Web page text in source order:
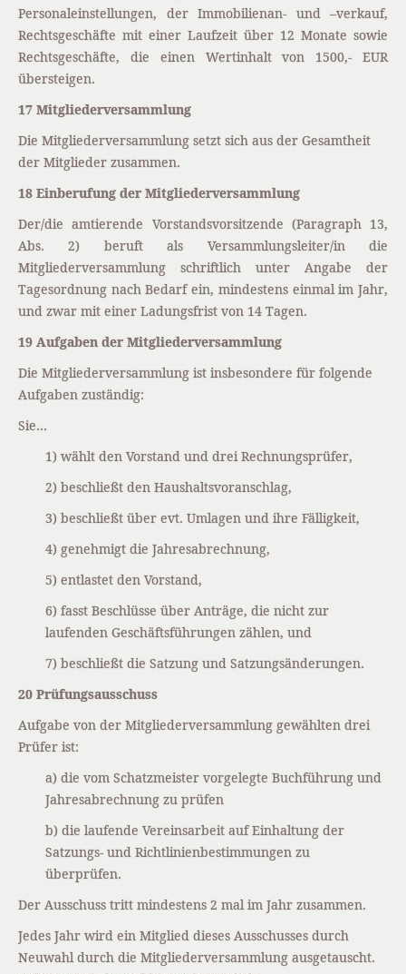
Personaleinstellungen, der Immobilienan- und –verkauf,
Rechtsgeschäfte mit einer Laufzeit über 12 Monate sowie
Rechtsgeschäfte, die einen Wertinhalt von 1500,- EUR
übersteigen.
17 Mitgliederversammlung
Die Mitgliederversammlung setzt sich aus der Gesamtheit
der Mitglieder zusammen.
18 Einberufung der Mitgliederversammlung
Der/die amtierende Vorstandsvorsitzende (Paragraph 13,
Abs. 2) beruft als Versammlungsleiter/in die
Mitgliederversammlung schriftlich unter Angabe der
Tagesordnung nach Bedarf ein, mindestens einmal im Jahr,
und zwar mit einer Ladungsfrist von 14 Tagen.
19 Aufgaben der Mitgliederversammlung
Die Mitgliederversammlung ist insbesondere für folgende
Aufgaben zuständig:
Sie…
1) wählt den Vorstand und drei Rechnungsprüfer,
2) beschließt den Haushaltsvoranschlag,
3) beschließt über evt. Umlagen und ihre Fälligkeit,
4) genehmigt die Jahresabrechnung,
5) entlastet den Vorstand,
6) fasst Beschlüsse über Anträge, die nicht zur
laufenden Geschäftsführungen zählen, und
7) beschließt die Satzung und Satzungsänderungen.
20 Prüfungsausschuss
Aufgabe von der Mitgliederversammlung gewählten drei
Prüfer ist:
a) die vom Schatzmeister vorgelegte Buchführung und
Jahresabrechnung zu prüfen
b) die laufende Vereinsarbeit auf Einhaltung der
Satzungs- und Richtlinienbestimmungen zu
überprüfen.
Der Ausschuss tritt mindestens 2 mal im Jahr zusammen.
Jedes Jahr wird ein Mitglied dieses Ausschusses durch
Neuwahl durch die Mitgliederversammlung ausgetauscht.